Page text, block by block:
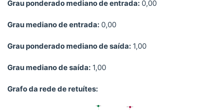
Grau ponderado mediano de entrada: 0,00
Grau mediano de entrada: 0,00
Grau ponderado mediano de saída: 1,00
Grau mediano de saída: 1,00
Grafo da rede de retuítes: